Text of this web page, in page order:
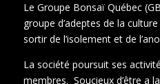
Le Groupe Bonsaï Québec
groupe d’adeptes de la
sortir de l’isolement et de
La société poursuit ses
membres. Soucieux d’être a